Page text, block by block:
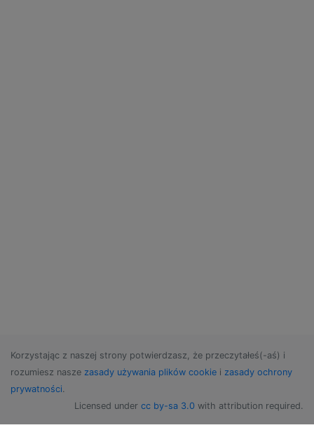
Korzystając z naszej strony potwierdzasz, że przeczytałeś(-aś) i
rozumiesz nasze zasady używania plików cookie i zasady ochrony
prywatności.
Licensed under cc by-sa 3.0 with attribution required.